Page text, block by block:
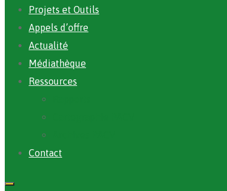
Projets et Outils
Appels d’offre
Actualité
Médiathèque
Ressources
Contact